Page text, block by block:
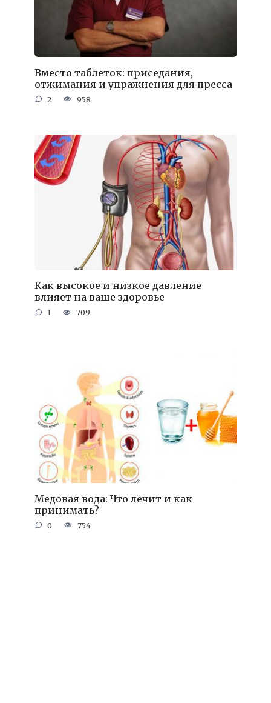
Вместо таблеток: приседания,
отжимания и упражнения для пресса
2 958
Как высокое и низкое давление
влияет на ваше здоровье
1 709
Медовая вода: Что лечит и как
принимать?
0 754